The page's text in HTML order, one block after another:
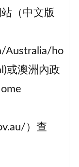
（中文版
Australia/ho
或澳洲內政
）查